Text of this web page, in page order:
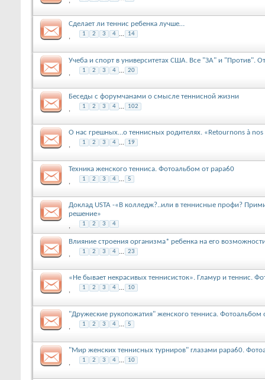
Сделает ли теннис ребенка лучше…
, 1 2 3 4 ... 14
Учеба и спорт в университетах США. Все "ЗА" и "Против".
, 1 2 3 4 ... 20
Беседы с форумчанами о смысле теннисной жизни
, 1 2 3 4 ... 102
О нас грешных…о теннисных родителях. «Retournons à
, 1 2 3 4 ... 19
Техника женского тенниса. Фотоальбом от papa60
, 1 2 3 4 ... 5
Доклад USTA -«В колледж?..или в теннисные профи?
решение»
, 1 2 3 4
Влияние строения организма* ребенка на его
, 1 2 3 4 ... 23
«Не бывает некрасивых теннисисток». Гламур и теннис.
, 1 2 3 4 ... 10
"Дружеские рукопожатия" женского тенниса. Фотоальбом
, 1 2 3 4 ... 5
"Мир женских теннисных турниров" глазами papa60.
, 1 2 3 4 ... 10